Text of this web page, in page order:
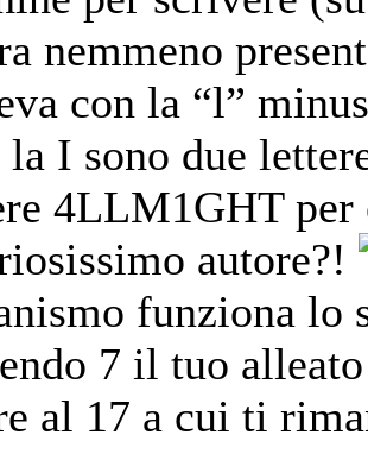
nemmeno
con la “l”
I sono due
4LLM1GHT
autore?!
funziona lo
7 il tuo
al 17 a cui ti